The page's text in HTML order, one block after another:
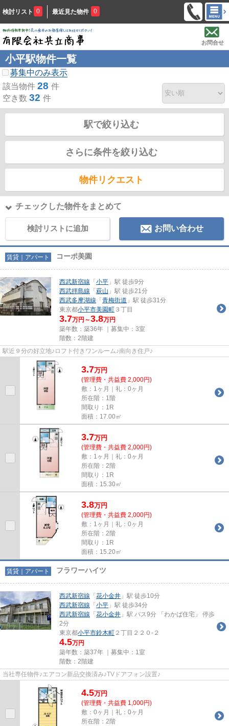
検討リスト 0 最近見た物件 0
お問合せ
小平駅物件一覧
募集中のみ表示
該当物件 28 件
空き数 32 件
駅で絞り込む
さらに条件を絞り込む
物件リクエスト
チェックした物件をまとめて
検討リストに追加 お問い合わせ
賃貸｜アパート コーポ美園
西武新宿線 「 小平 」駅 徒歩9分
西武拝島線 「 萩山 」駅 徒歩21分
西武多摩湖線 「 青梅街道 」駅 徒歩31分
東京都小平市美園町 ３丁目
3.7万円～3.8万円
築年数：築36年 ｜募集中： 3室
階数：2階建
駅近９分の好立地♪ロフト付きワンルーム♪南向き住戸♪
3.7万円
(管理費・共益費 2,000円)
敷：1ヶ月｜礼：0ヶ月
所在階：1階
間取り：1R
面積：17.00㎡
3.7万円
(管理費・共益費 2,000円)
敷：1ヶ月｜礼：0ヶ月
所在階：2階
間取り：1R
面積：15.30㎡
3.8万円
(管理費・共益費 2,000円)
敷：1ヶ月｜礼：0ヶ月
所在階：2階
間取り：1R
面積：15.20㎡
賃貸｜アパート フラワーハイツ
西武新宿線 「 花小金井 」駅 徒歩10分
西武新宿線 「 小平 」駅 徒歩34分
西武新宿線 「 花小金井 」駅 バス9分 「わかば住宅」 停歩
2分
東京都小平市鈴木町 ２丁目２２０-２
4.5万円
築年数：築37年 ｜募集中： 1室
階数：2階建
当社専任物件♪エアコン新品交換済み♪TVドアフォン設置♪
4.5万円
(管理費・共益費 1,000円)
敷：0ヶ月｜礼：0ヶ月
所在階：2階